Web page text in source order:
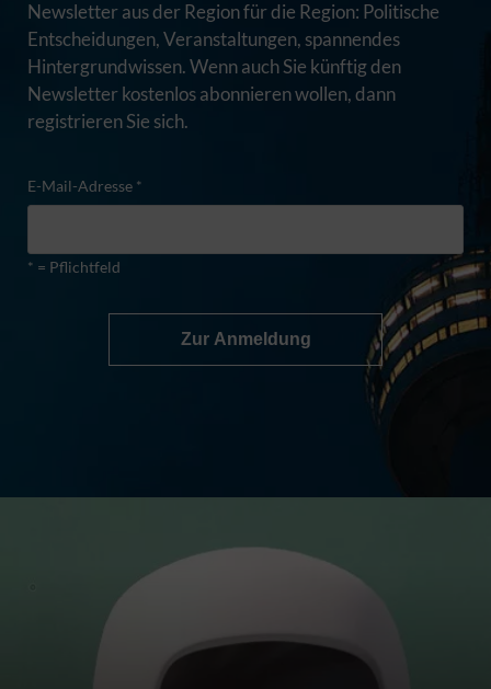
Newsletter aus der Region für die Region: Politische
Entscheidungen, Veranstaltungen, spannendes
Hintergrundwissen. Wenn auch Sie künftig den
Newsletter kostenlos abonnieren wollen, dann
registrieren Sie sich.
E-Mail-Adresse *
* = Pflichtfeld
Zur Anmeldung